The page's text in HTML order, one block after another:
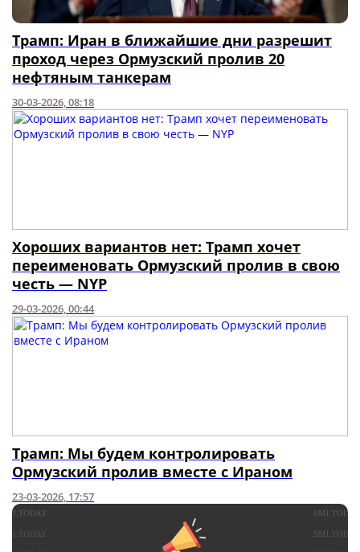
Трамп: Иран в ближайшие дни разрешит
проход через Ормузский пролив 20
нефтяным танкерам
30-03-2026, 08:18
Хороших вариантов нет: Трамп хочет
переименовать Ормузский пролив в свою
честь — NYP
29-03-2026, 00:44
Трамп: Мы будем контролировать
Ормузский пролив вместе с Ираном
23-03-2026, 17:57